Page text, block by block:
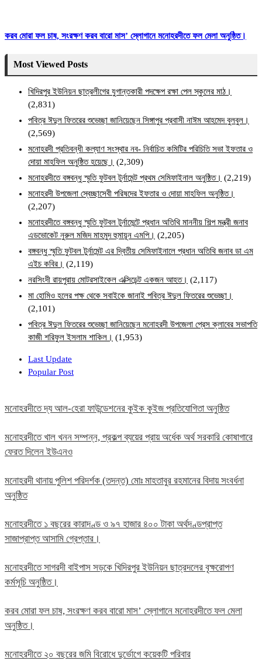
করব মোরা ফল চাষ, সংরক্ষণ করব বারো মাস’ স্লোগানে মনোহরদীতে ফল মেলা অনুষ্ঠিত।
Most Viewed Posts
খিদিরপুর ইউনিয়ন ছাত্রলীগের যুগান্তকারী পদক্ষেপ রক্ষা পেল স্কুলের মাঠ।
(2,831)
পবিত্র ঈদুল ফিতরের শুভেচ্ছা জানিয়েছেন সিঙ্গাপুর প্রবাসী নাঈম আহমেদ বুলবুল।
(2,569)
মনোহরদী প্রতিবন্ধী কল্যাণ সংস্থার নব- নির্বাচিত কমিটির পরিচিতি সভা ইফতার ও
দোয়া মাহফিল অনুষ্ঠিত হয়েছে। (2,309)
মনোহরদীতে বঙ্গবন্ধু স্মৃতি ফুটবল টুর্নামেন্ট প্রথম সেমিফাইনাল অনুষ্ঠিত। (2,219)
মনোহরদী উপজেলা স্বেচ্ছাসেবী পরিষদের ইফতার ও দোয়া মাহফিল অনুষ্ঠিত।
(2,207)
মনোহরদীতে বঙ্গবন্ধু স্মৃতি ফুটবল টুর্নামেন্টে প্রধান অতিথি মাননীয় শিল্প মন্ত্রী জনাব
এডভোকেট নুরুল মজিদ মাহমুদ হুমায়ূন এমপি। (2,205)
বঙ্গবন্ধু স্মৃতি ফুটবল টুর্নামেন্ট এর দ্বিতীয় সেমিফাইনালে প্রধান অতিথি জনাব ডা এম
এইচ কবির। (2,119)
নরসিংদী রায়পুরায় মোটরসাইকেল এক্সিডেন্ট একজন আহত। (2,117)
মা হোমিও হলের পক্ষ থেকে সবাইকে জানাই পবিত্র ঈদুল ফিতরের শুভেচ্ছা।
(2,101)
পবিত্র ঈদুল ফিতরের শুভেচ্ছা জানিয়েছেন মনোহরদী উপজেলা প্রেস ক্লাবের সভাপতি
কাজী শরিফুল ইসলাম শাকিল। (1,953)
Last Update
Popular Post
মনোহরদীতে দ্য আল-হেরা ফাউন্ডেশনের কুইক কুইজ প্রতিযোগিতা অনুষ্ঠিত
মনোহরদীতে খাল খনন সম্পন্ন, প্রকল্প ব্যয়ের প্রায় অর্ধেক অর্থ সরকারি কোষাগারে
ফেরত দিলেন ইউএনও
মনোহরদী থানায় পুলিশ পরিদর্শক (তদন্ত) মোঃ মাহতাবুর রহমানের বিদায় সংবর্ধনা
অনুষ্ঠিত
মনোহরদীতে ১ বছরের কারাদণ্ড ও ৯৭ হাজার ৪০০ টাকা অর্থদণ্ডপ্রাপ্ত
সাজাপ্রাপ্ত আসামি গ্রেপ্তার।
মনোহরদীতে সাগরদী বাইপাস সড়কে খিদিরপুর ইউনিয়ন ছাত্রদলের বৃক্ষরোপণ
কর্মসূচি অনুষ্ঠিত।
করব মোরা ফল চাষ, সংরক্ষণ করব বারো মাস’ স্লোগানে মনোহরদীতে ফল মেলা
অনুষ্ঠিত।
মনোহরদীতে ২০ বছরের জমি বিরোধে দুর্ভোগে কয়েকটি পরিবার